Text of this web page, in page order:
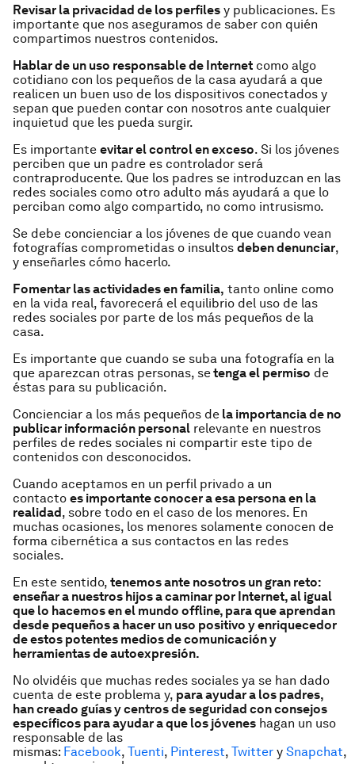
Revisar la privacidad de los perfiles y publicaciones. Es
importante que nos aseguramos de saber con quién
compartimos nuestros contenidos.
Hablar de un uso responsable de Internet como algo
cotidiano con los pequeños de la casa ayudará a que
realicen un buen uso de los dispositivos conectados y
sepan que pueden contar con nosotros ante cualquier
inquietud que les pueda surgir.
Es importante evitar el control en exceso. Si los jóvenes
perciben que un padre es controlador será
contraproducente. Que los padres se introduzcan en las
redes sociales como otro adulto más ayudará a que lo
perciban como algo compartido, no como intrusismo.
Se debe concienciar a los jóvenes de que cuando vean
fotografías comprometidas o insultos deben denunciar,
y enseñarles cómo hacerlo.
Fomentar las actividades en familia, tanto online como
en la vida real, favorecerá el equilibrio del uso de las
redes sociales por parte de los más pequeños de la
casa.
Es importante que cuando se suba una fotografía en la
que aparezcan otras personas, setenga el permiso de
éstas para su publicación.
Concienciar a los más pequeños de la importancia de no
publicar información personal relevante en nuestros
perfiles de redes sociales ni compartir este tipo de
contenidos con desconocidos.
Cuando aceptamos en un perfil privado a un
contacto es importante conocer a esa persona en la
realidad, sobre todo en el caso de los menores. En
muchas ocasiones, los menores solamente conocen de
forma cibernética a sus contactos en las redes
sociales.
En este sentido, tenemos ante nosotros un gran reto:
enseñar a nuestros hijos a caminar por Internet, al igual
que lo hacemos en el mundo offline, para que aprendan
desde pequeños a hacer un uso positivo y enriquecedor
de estos potentes medios de comunicación y
herramientas de autoexpresión.
No olvidéis que muchas redes sociales ya se han dado
cuenta de este problema y, para ayudar a los padres,
han creado guías y centros de seguridad con consejos
específicos para ayudar a que los jóvenes hagan un uso
responsable de las
mismas: Facebook, Tuenti, Pinterest, Twitter y Snapchat,